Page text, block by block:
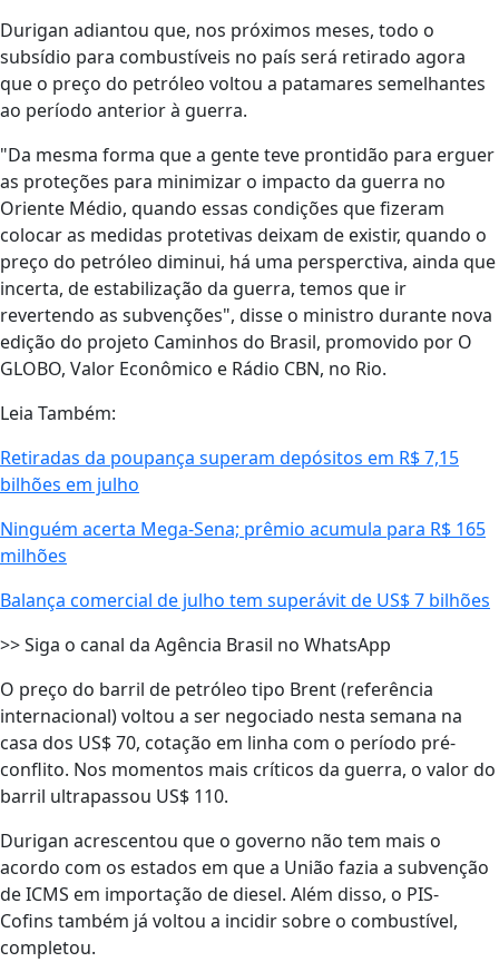
Durigan adiantou que, nos próximos meses, todo o
subsídio para combustíveis no país será retirado agora
que o preço do petróleo voltou a patamares semelhantes
ao período anterior à guerra.
"Da mesma forma que a gente teve prontidão para erguer
as proteções para minimizar o impacto da guerra no
Oriente Médio, quando essas condições que fizeram
colocar as medidas protetivas deixam de existir, quando o
preço do petróleo diminui, há uma persperctiva, ainda que
incerta, de estabilização da guerra, temos que ir
revertendo as subvenções", disse o ministro durante nova
edição do projeto Caminhos do Brasil, promovido por O
GLOBO, Valor Econômico e Rádio CBN, no Rio.
Leia Também:
Retiradas da poupança superam depósitos em R$ 7,15
bilhões em julho
Ninguém acerta Mega-Sena; prêmio acumula para R$ 165
milhões
Balança comercial de julho tem superávit de US$ 7 bilhões
>> Siga o canal da Agência Brasil no WhatsApp
O preço do barril de petróleo tipo Brent (referência
internacional) voltou a ser negociado nesta semana na
casa dos US$ 70, cotação em linha com o período pré-
conflito. Nos momentos mais críticos da guerra, o valor do
barril ultrapassou US$ 110.
Durigan acrescentou que o governo não tem mais o
acordo com os estados em que a União fazia a subvenção
de ICMS em importação de diesel. Além disso, o PIS-
Cofins também já voltou a incidir sobre o combustível,
completou.